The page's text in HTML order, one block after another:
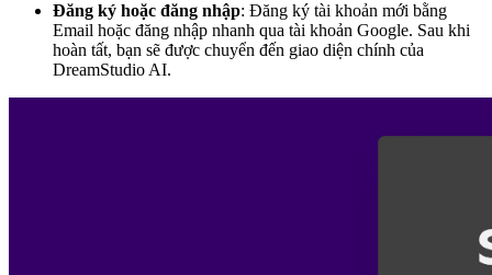
Đăng ký hoặc đăng nhập: Đăng ký tài khoản mới bằng
Email hoặc đăng nhập nhanh qua tài khoản Google. Sau khi
hoàn tất, bạn sẽ được chuyển đến giao diện chính của
DreamStudio AI.